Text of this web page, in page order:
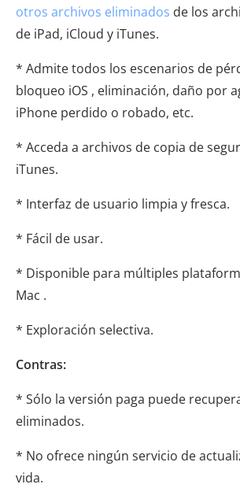
otros archivos eliminados de los
de iPad, iCloud y iTunes.
* Admite todos los escenarios de
bloqueo iOS , eliminación, daño por
iPhone perdido o robado, etc.
* Acceda a archivos de copia de
iTunes.
* Interfaz de usuario limpia y fresca.
* Fácil de usar.
* Disponible para múltiples
Mac .
* Exploración selectiva.
Contras:
* Sólo la versión paga puede
eliminados.
* No ofrece ningún servicio de
vida.